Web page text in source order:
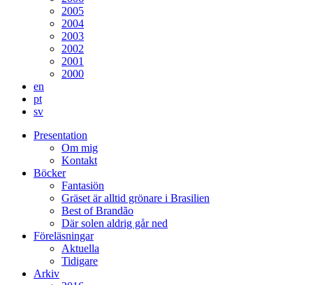
2005
2004
2003
2002
2001
2000
en
pt
sv
Presentation
Om mig
Kontakt
Böcker
Fantasiön
Gräset är alltid grönare i Brasilien
Best of Brandão
Där solen aldrig går ned
Föreläsningar
Aktuella
Tidigare
Arkiv